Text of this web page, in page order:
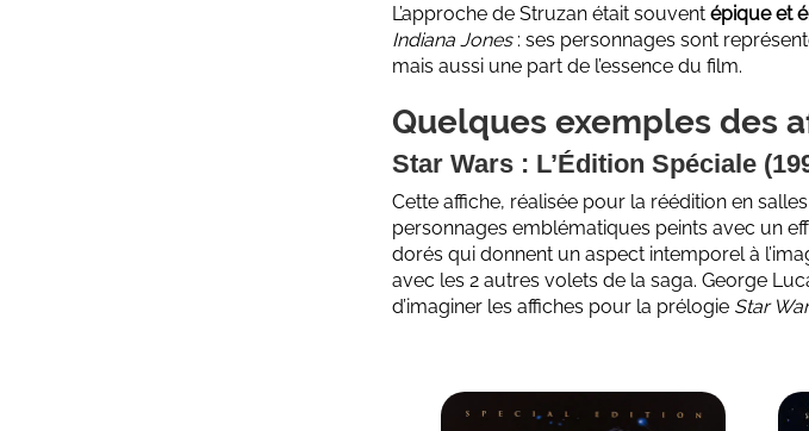
L’approche de Struzan était souventépique et
Indiana Jones: ses personnages sont
mais aussi une part de l’essence du film.
Quelques exemples des
Star Wars : L’Édition Spéciale
Cette affiche, réalisée pour la réédition en
personnages emblématiques peints avec un
dorés qui donnent un aspect intemporel à
avec les 2 autres volets de la saga. George
d’imaginer les affiches pour la prélogie Star